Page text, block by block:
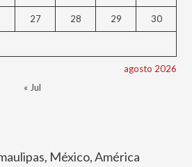
agosto 2026
27 28 29 30
« Jul
México, América